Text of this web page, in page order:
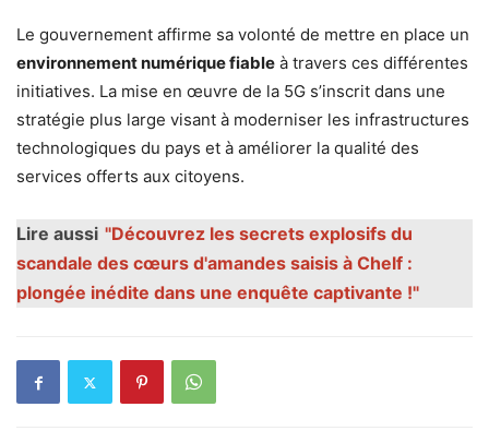
Le gouvernement affirme sa volonté de mettre en place un
environnement numérique fiable à travers ces différentes
initiatives. La mise en œuvre de la 5G s’inscrit dans une
stratégie plus large visant à moderniser les infrastructures
technologiques du pays et à améliorer la qualité des
services offerts aux citoyens.
Lire aussi "Découvrez les secrets explosifs du
scandale des cœurs d'amandes saisis à Chelf :
plongée inédite dans une enquête captivante !"